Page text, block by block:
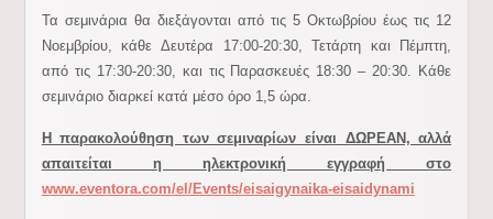
Τα σεμινάρια θα διεξάγονται από τις 5 Οκτωβρίου έως τις 12
Νοεμβρίου, κάθε Δευτέρα 17:00-20:30, Τετάρτη και Πέμπτη,
από τις 17:30-20:30, και τις Παρασκευές 18:30 – 20:30. Κάθε
σεμινάριο διαρκεί κατά μέσο όρο 1,5 ώρα.
Η παρακολούθηση των σεμιναρίων είναι ΔΩΡΕΑΝ, αλλά
απαιτείται η ηλεκτρονική εγγραφή στο
www.eventora.com/el/Events/eisaigynaika-eisaidynami